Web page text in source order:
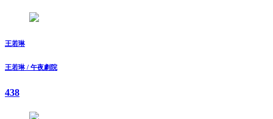
王若琳
王若琳 / 午夜劇院
438